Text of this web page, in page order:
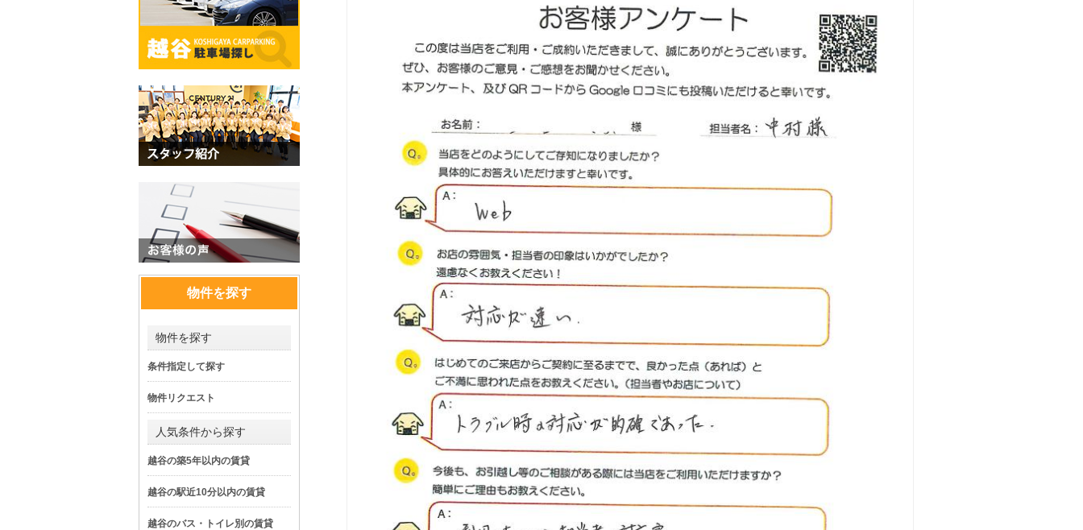
物件を探す
物件を探す
条件指定して探す
物件リクエスト
人気条件から探す
越谷の築5年以内の賃貸
越谷の駅近10分以内の賃貸
越谷のバス・トイレ別の賃貸